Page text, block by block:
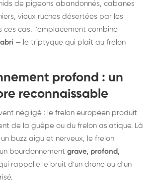
de pigeons abandonnés, cabanes
vieux ruches désertées par les
ces cas, l'emplacement combine
— le triptyque qui plaît au frelon
profond : un
reconnaissable
négligé : le frelon européen produit
de la guêpe ou du frelon asiatique. Là
buzz aigu et nerveux, le frelon
bourdonnement grave, profond,
rappelle le bruit d'un drone ou d'un